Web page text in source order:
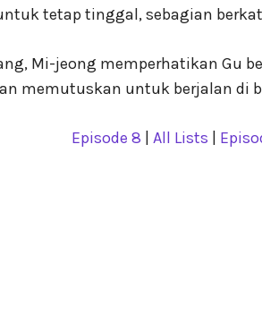
tetap tinggal, sebagian
Mi-jeong memperhatikan Gu
memutuskan untuk berjalan di
Episode 8 | All Lists |